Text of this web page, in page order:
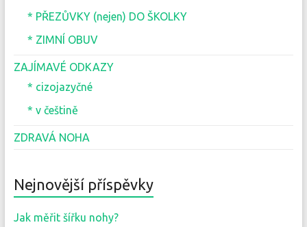
* PŘEZŮVKY (nejen) DO ŠKOLKY
* ZIMNÍ OBUV
ZAJÍMAVÉ ODKAZY
* cizojazyčné
* v češtině
ZDRAVÁ NOHA
Nejnovější příspěvky
Jak měřit šířku nohy?